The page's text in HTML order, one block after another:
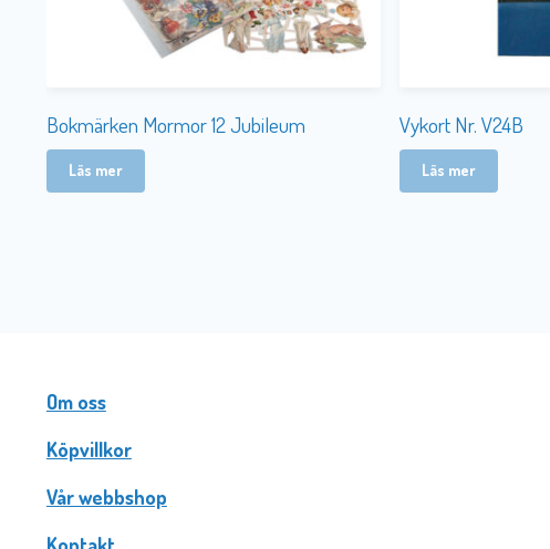
Bokmärken Mormor 12 Jubileum
Läs mer
Vykort Nr. V24B
Läs mer
Om oss
Köpvillkor
Vår webbshop